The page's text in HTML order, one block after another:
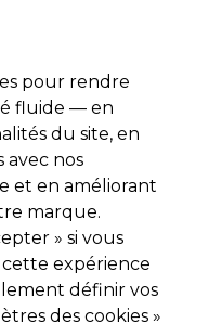
Se connecter
Electro et Matériel
Lash
pour rendre
fluide — en
du site, en
avec nos
et en améliorant
marque.
» si vous
expérience
définir vos
des cookies »